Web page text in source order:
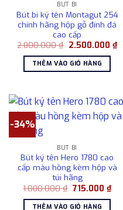
BÚT BI
Bút bi ký tên Montagut 254
chính hãng hộp gỗ đính đá
cao cấp
2.800.000₫ Giá
là:
2.800.000 ₫.
2.500.000 ₫Giá
THÊM VÀO GIỎ HÀNG
-34%
BÚT BI
Bút ký tên Hero 1780 cao
cấp màu hồng kèm hộp và
túi hãng
1.080.000₫ Giá
là:
715.000 ₫Giá
hiện
THÊM VÀO GIỎ HÀNG